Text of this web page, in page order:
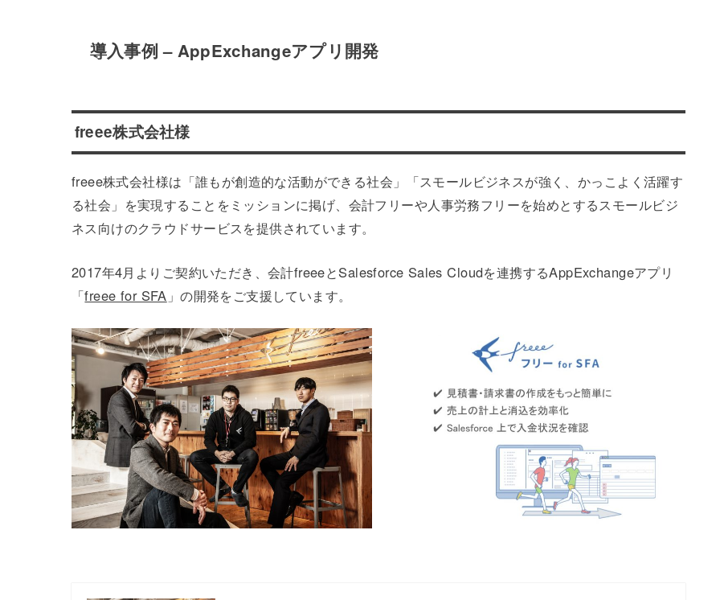
導入事例 – AppExchangeアプリ開発
freee株式会社様
freee株式会社様は「誰もが創造的な活動ができる社会」「スモールビジネスが強く、かっこよく活躍す
る社会」を実現することをミッションに掲げ、会計フリーや人事労務フリーを始めとするスモールビジ
ネス向けのクラウドサービスを提供されています。
2017年4月よりご契約いただき、会計freeeとSalesforce Sales Cloudを連携するAppExchangeアプリ
「freee for SFA 」の開発をご支援しています。